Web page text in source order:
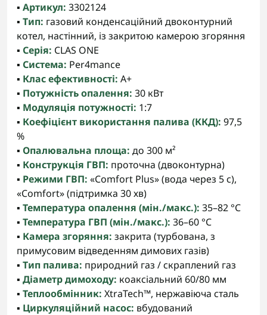
▪️ Артикул: 3302124
▪️ Тип: газовий конденсаційний двоконтурний
котел, настінний, із закритою камерою згоряння
▪️ Серія: CLAS ONE
▪️ Система: Per4mance
▪️ Клас ефективності: A+
▪️ Потужність опалення: 30 кВт
▪️ Модуляція потужності: 1:7
▪️ Коефіцієнт використання палива (ККД): 97,5
%
▪️ Опалювальна площа: до 300 м²
▪️ Конструкція ГВП: проточна (двоконтурна)
▪️ Режими ГВП: «Comfort Plus» (вода через 5 с),
«Comfort» (підтримка 30 хв)
▪️ Температура опалення (мін./макс.): 35–82 °C
▪️ Температура ГВП (мін./макс.): 36–60 °C
▪️ Камера згоряння: закрита (турбована, з
примусовим відведенням димових газів)
▪️ Тип палива: природний газ / скраплений газ
▪️ Діаметр димоходу: коаксіальний 60/80 мм
▪️ Теплообмінник: XtraTech™, нержавіюча сталь
▪️ Циркуляційний насос: вбудований